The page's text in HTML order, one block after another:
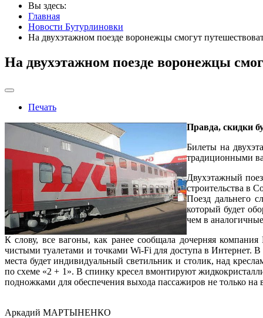
Вы здесь:
Главная
Новости Бутурлиновки
На двухэтажном поезде воронежцы смогут
На двухэтажном поезде воронежцы
Печать
Правда, скидки
Билеты на
традиционными
Двухэтажный
строительства в
Поезд дальнего
который будет
чем в
К слову, все вагоны, как ранее сообщала дочерняя
чистыми туалетами и точками Wi-Fi для доступа в Интернет.
места будет индивидуальный светильник и столик, над
по схеме «2 + 1». В спинку кресел вмонтируют
подножками для обеспечения выхода пассажиров не только
Аркадий МАРТЫНЕНКО